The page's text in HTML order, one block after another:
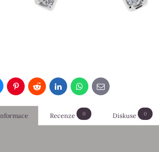
PinterestRedditLinkedInWhatsApp
E-
mail
Recenze 0 Diskuse 0